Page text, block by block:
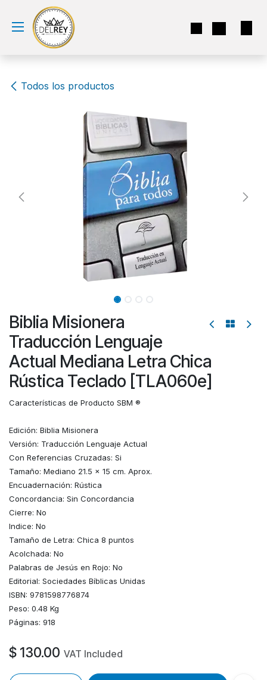
Ir al contenido
Todos los productos
Biblia Misionera
Traducción Lenguaje
Actual Mediana Letra Chica
Rústica Teclado [TLA060e]
Características de Producto SBM ®
Edición: Biblia Misionera
Versión: Traducción Lenguaje Actual
Con Referencias Cruzadas: Si
Tamaño: Mediano 21.5 x 15 cm. Aprox.
Encuadernación: Rústica
Concordancia: Sin Concordancia
Cierre: No
Indice: No
Tamaño de Letra: Chica 8 puntos
Acolchada: No
Palabras de Jesús en Rojo: No
Editorial: Sociedades Bíblicas Unidas
ISBN: 9781598776874
Peso: 0.48 Kg
Páginas: 918
$ 130.00 VAT Included